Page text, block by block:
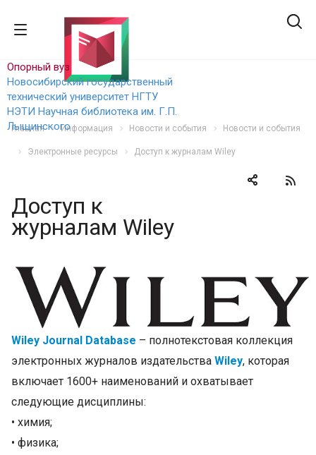
Опорный вуз
Новосибирский государственный
технический университет НГТУ
НЭТИ Научная библиотека им. Г.П.
Лыщинского
Главная Информация Новости и события Новости и события
Электронные ресурсы Доступ к журналам Wiley
Доступ к
журналам Wiley
Wiley Journal Database – полнотекстовая коллекция
электронных журналов издательства Wiley, которая
включает 1600+ наименований и охватывает
следующие дисциплины:
• химия;
• физика;